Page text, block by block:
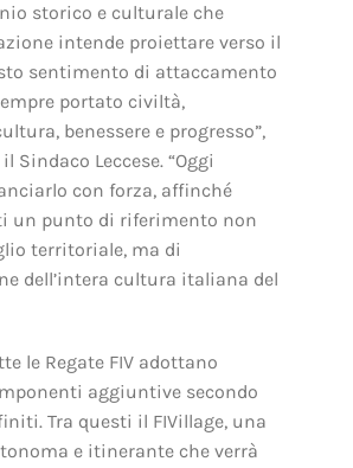
storico e culturale che
intende proiettare verso il
sentimento di attaccamento
portato civiltà,
benessere e progresso”,
Sindaco Leccese. “Oggi
con forza, affinché
un punto di riferimento non
territoriale, ma di
dell’intera cultura italiana del
le Regate FIV adottano
aggiuntive secondo
Tra questi il FIVillage, una
e itinerante che verrà